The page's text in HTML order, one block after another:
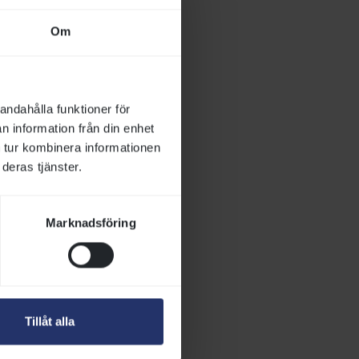
Om
funktioner för
information från din enhet
kombinera informationen
tjänster.
Marknadsföring
Tillåt alla
som idag
och
tävlingsdagar
vilket även
arbetet